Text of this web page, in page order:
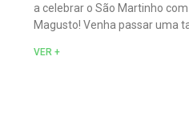
a celebrar o São Martinho
Magusto! Venha passar uma
VER +